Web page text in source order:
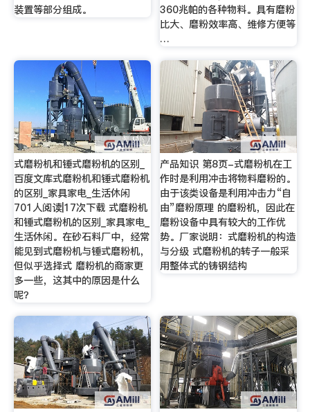
装置等部分组成。
360兆帕的各种物料。具有磨粉
比大、磨粉效率高、维修方便等
…
式磨粉机和锤式磨粉机的区别_
百度文库式磨粉机和锤式磨粉机
的区别_家具家电_生活休闲
701人阅读|17次下载 式磨粉机
和锤式磨粉机的区别_家具家电_
生活休闲。在砂石料厂中，经常
能见到式磨粉机与锤式磨粉机，
但似乎选择式 磨粉机的商家更
多一些，这其中的原因是什么
呢？
产品知识 第8页-式磨粉机在工
作时是利用冲击将物料磨粉的。
由于该类设备是利用冲击力“自
由”磨粉原理 的磨粉机，因此在
磨粉设备中具有较大的工作优
势。厂家说明：式磨粉机的构造
与分级 式磨粉机的转子一般采
用整体式的铸钢结构